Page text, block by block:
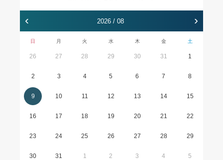
‹ 2026 / 08 ›
日 月 火 水 木 金 土
26 27 28 29 30 31 1
2 3 4 5 6 7 8
9 10 11 12 13 14 15
16 17 18 19 20 21 22
23 24 25 26 27 28 29
30 31 1 2 3 4 5